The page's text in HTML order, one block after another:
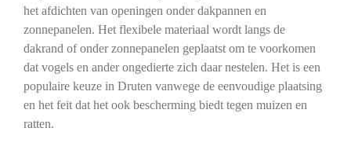
het afdichten van openingen onder dakpannen en
zonnepanelen. Het flexibele materiaal wordt langs de
dakrand of onder zonnepanelen geplaatst om te voorkomen
dat vogels en ander ongedierte zich daar nestelen. Het is een
populaire keuze in Druten vanwege de eenvoudige plaatsing
en het feit dat het ook bescherming biedt tegen muizen en
ratten.